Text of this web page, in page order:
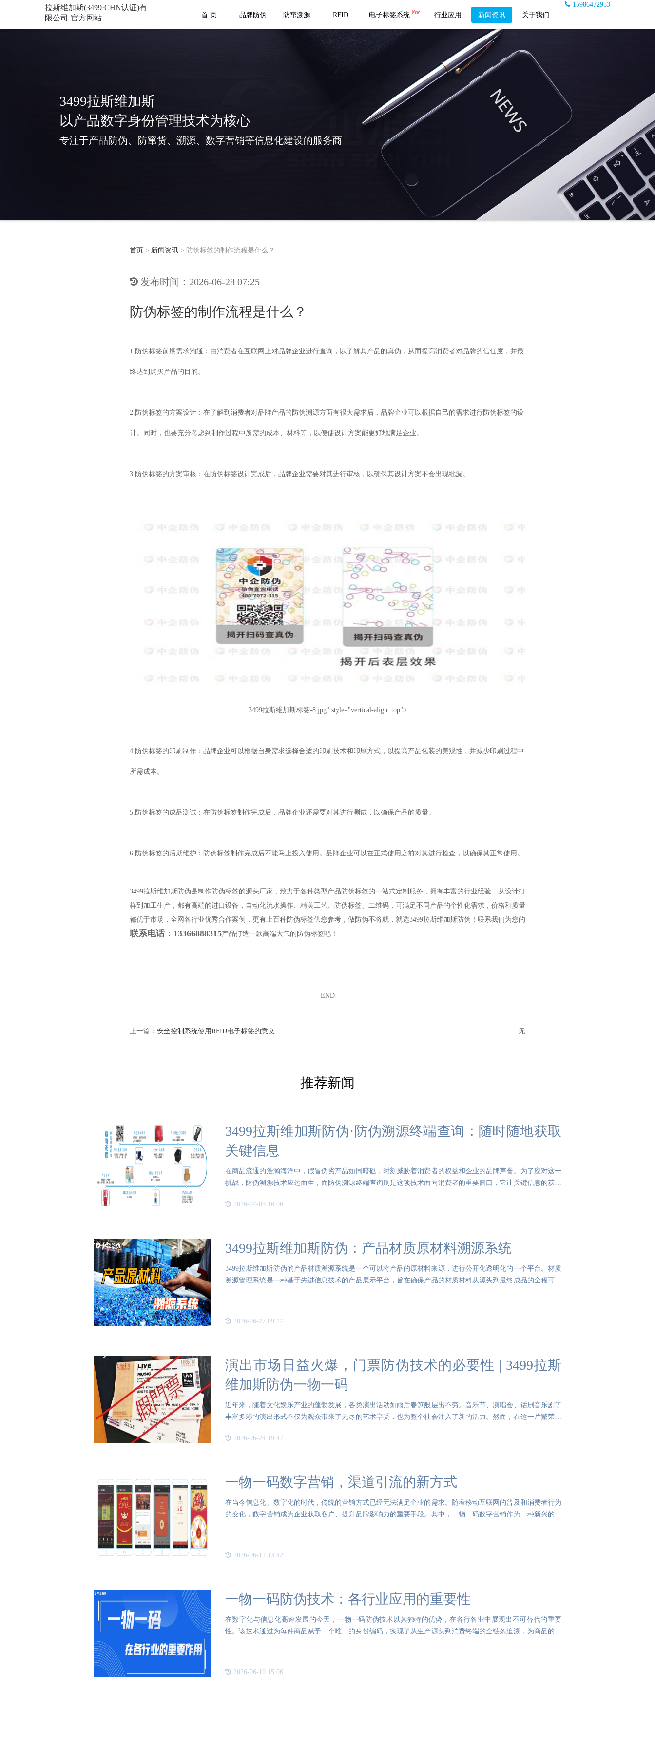
拉斯维加斯(3499·CHN认证)有
限公司-官方网站
15986472953
首 页
品牌防伪 防窜溯源 RFID 电子标签系统 New 行业应用 新闻资讯 关于我们
3499拉斯维加斯
以产品数字身份管理技术为核心
专注于产品防伪、防窜货、溯源、数字营销等信息化建设的服务商
首页 > 新闻资讯 > 防伪标签的制作流程是什么？
发布时间：2026-06-28 07:25
防伪标签的制作流程是什么？
1.防伪标签前期需求沟通：由消费者在互联网上对品牌企业进行查询，以了解其产品的真伪，从而提高消费者对品牌的信任度，并最
终达到购买产品的目的。
2.防伪标签的方案设计：在了解到消费者对品牌产品的防伪溯源方面有很大需求后，品牌企业可以根据自己的需求进行防伪标签的设
计。同时，也要充分考虑到制作过程中所需的成本、材料等，以便使设计方案能更好地满足企业。
3.防伪标签的方案审核：在防伪标签设计完成后，品牌企业需要对其进行审核，以确保其设计方案不会出现纰漏。
3499拉斯维加斯标签-8.jpg" style="vertical-align: top">
4.防伪标签的印刷制作：品牌企业可以根据自身需求选择合适的印刷技术和印刷方式，以提高产品包装的美观性，并减少印刷过程中
所需成本。
5.防伪标签的成品测试：在防伪标签制作完成后，品牌企业还需要对其进行测试，以确保产品的质量。
6.防伪标签的后期维护：防伪标签制作完成后不能马上投入使用。品牌企业可以在正式使用之前对其进行检查，以确保其正常使用。
3499拉斯维加斯防伪是制作防伪标签的源头厂家，致力于各种类型产品防伪标签的一站式定制服务，拥有丰富的行业经验，从设计打
样到加工生产，都有高端的进口设备，自动化流水操作、精美工艺、防伪标签、二维码，可满足不同产品的个性化需求，价格和质量
都优于市场，全网各行业优秀合作案例，更有上百种防伪标签供您参考，做防伪不将就，就选3499拉斯维加斯防伪！联系我们为您的
产品打造一款高端大气的防伪标签吧！
联系电话： 13366888315
- END -
上一篇： 安全控制系统使用RFID电子标签的意义 无
推荐新闻
3499拉斯维加斯防伪·防伪溯源终端查询：随时随地获取
关键信息
在商品流通的浩瀚海洋中，假冒伪劣产品如同暗礁，时刻威胁着消费者的权益和企业的品牌声誉。为了应对这一
挑战，防伪溯源技术应运而生，而防伪溯源终端查询则是这项技术面向消费者的重要窗口，它让关键信息的获取
2026-07-05 16:06
3499拉斯维加斯防伪：产品材质原材料溯源系统
3499拉斯维加斯防伪的产品材质溯源系统是一个可以将产品的原材料来源，进行公开化透明化的一个平台。材质
溯源管理系统是一种基于先进信息技术的产品展示平台，旨在确保产品的材质材料从源头到最终成品的全程可追
2026-06-27 09:17
演出市场日益火爆，门票防伪技术的必要性 | 3499拉斯
维加斯防伪一物一码
近年来，随着文化娱乐产业的蓬勃发展，各类演出活动如雨后春笋般层出不穷。音乐节、演唱会、话剧音乐剧等
丰富多彩的演出形式不仅为观众带来了无尽的艺术享受，也为整个社会注入了新的活力。然而，在这一片繁荣的
2026-06-24 19:47
一物一码数字营销，渠道引流的新方式
在当今信息化、数字化的时代，传统的营销方式已经无法满足企业的需求。随着移动互联网的普及和消费者行为
的变化，数字营销成为企业获取客户、提升品牌影响力的重要手段。其中，一物一码数字营销作为一种新兴的渠
2026-06-11 13:42
一物一码防伪技术：各行业应用的重要性
在数字化与信息化高速发展的今天，一物一码防伪技术以其独特的优势，在各行各业中展现出不可替代的重要
性。该技术通过为每件商品赋予一个唯一的身份编码，实现了从生产源头到消费终端的全链条追溯，为商品的真
2026-06-10 15:06